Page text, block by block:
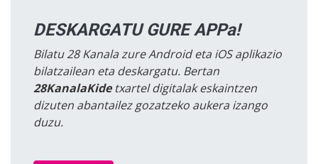
DESKARGATU GURE APPa!
Bilatu 28 Kanala zure Android eta iOS aplikazio
bilatzailean eta deskargatu. Bertan
28KanalaKidetxartel digitalak eskaintzen
dizuten abantailez gozatzeko aukera izango
duzu.